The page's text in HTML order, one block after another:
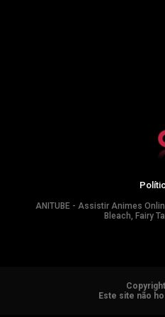
ANITUBE - Assistir Animes
Bleach, Fairy
Este site não